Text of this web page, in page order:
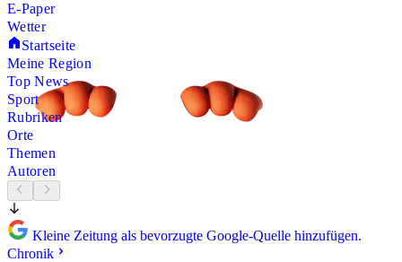
E-Paper
Wetter
Startseite
Meine Region
Top News
Sport
Rubriken
Orte
Themen
Autoren
Kleine Zeitung als bevorzugte Google-Quelle hinzufügen.
Chronik